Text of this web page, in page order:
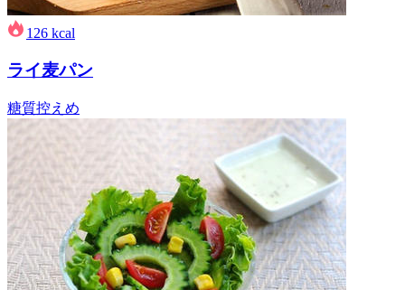
126 kcal
ライ麦パン
糖質控えめ